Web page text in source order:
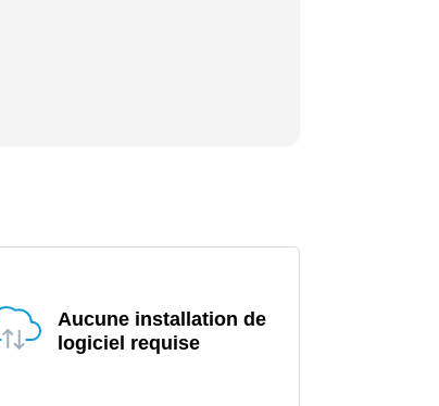
Aucune installation de
logiciel requise